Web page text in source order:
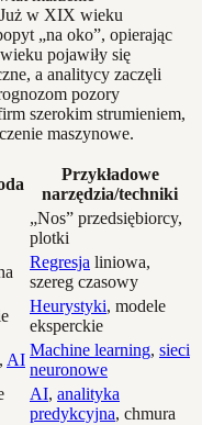
w XIX wieku
„na oko”, opierając
pojawiły się
a analitycy zaczęli
pozory
szerokim strumieniem,
maszynowe.
Przykładowe
narzędzia/techniki
„Nos” przedsiębiorcy,
plotki
Regresja liniowa,
szereg czasowy
Heurystyki, modele
eksperckie
, AI
Machine learning, sieci
neuronowe
AI, analityka
predykcyjna, chmura